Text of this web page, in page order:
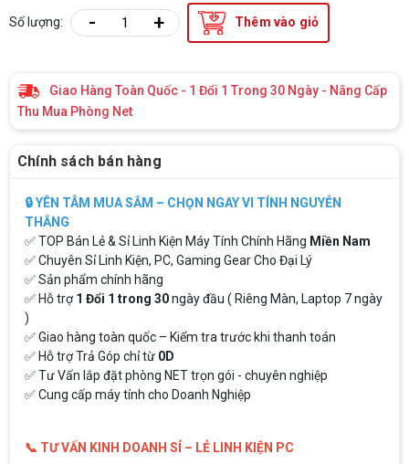
Số lượng: - + Thêm vào giỏ
Giao Hàng Toàn Quốc - 1 Đổi 1 Trong 30 Ngày - Nâng Cấp
Thu Mua Phòng Net
Chính sách bán hàng
🔒 YÊN TÂM MUA SẮM – CHỌN NGAY VI TÍNH NGUYỄN
THẮNG
✅ TOP Bán Lẻ & Sỉ Linh Kiện Máy Tính Chính Hãng Miền Nam
✅ Chuyên Sỉ Linh Kiện, PC, Gaming Gear Cho Đại Lý
✅ Sản phẩm chính hãng
✅ Hỗ trợ1 Đổi 1 trong 30ngày đầu ( Riêng Màn, Laptop 7 ngày
)
✅ Giao hàng toàn quốc – Kiểm tra trước khi thanh toán
✅ Hỗ trợ Trả Góp chỉ từ 0D
✅ Tư Vấn lắp đặt phòng NET trọn gói - chuyên nghiệp
✅ Cung cấp máy tính cho Doanh Nghiệp
📞 TƯ VẤN KINH DOANH SỈ – LẺ LINH KIỆN PC